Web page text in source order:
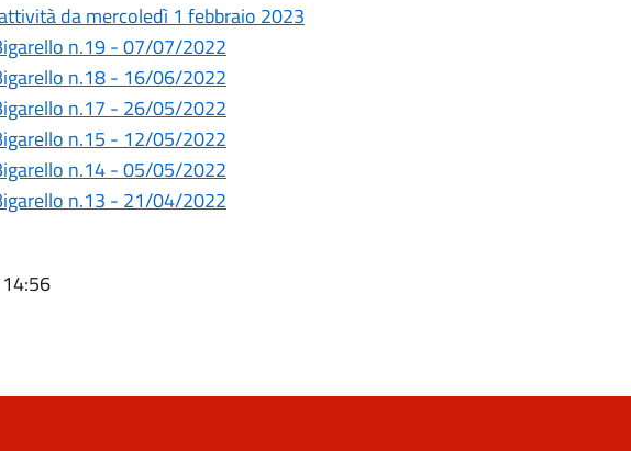
da mercoledì 1 febbraio 2023
n.19 - 07/07/2022
n.18 - 16/06/2022
n.17 - 26/05/2022
n.15 - 12/05/2022
n.14 - 05/05/2022
n.13 - 21/04/2022